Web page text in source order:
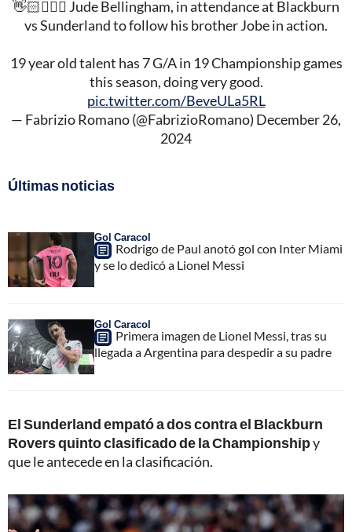
👋🏻🤵🏽‍♂️ Jude Bellingham, in attendance at Blackburn
vs Sunderland to follow his brother Jobe in action.
19 year old talent has 7 G/A in 19 Championship games
this season, doing very good.
pic.twitter.com/BeveULa5RL
— Fabrizio Romano (@FabrizioRomano) December 26,
2024
Últimas noticias
Gol Caracol
Rodrigo de Paul anotó gol con Inter Miami
y se lo dedicó a Lionel Messi
Gol Caracol
Primera imagen de Lionel Messi, tras su
llegada a Argentina para despedir a su padre
El Sunderland empató a dos contra el Blackburn
Rovers quinto clasificado de la Championshipy
que le antecede en la clasificación.